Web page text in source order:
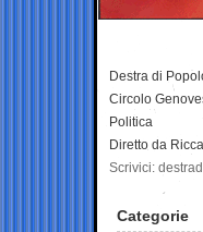
Destra di
Circolo
Politica
Diretto da
Scrivici:
Categorie